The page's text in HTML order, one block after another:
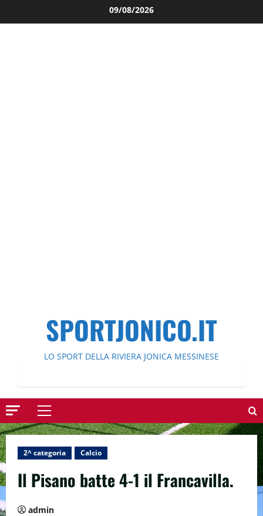
al
09/08/2026
SPORTJONICO.IT
LO SPORT DELLA RIVIERA JONICA MESSINESE
Menu
principale
2^ categoria Calcio
Il Pisano batte 4-1 il Francavilla.
admin